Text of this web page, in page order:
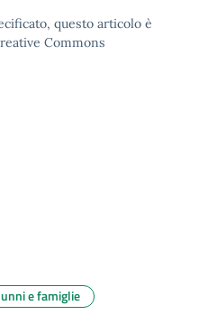
questo articolo è
Commons
e famiglie